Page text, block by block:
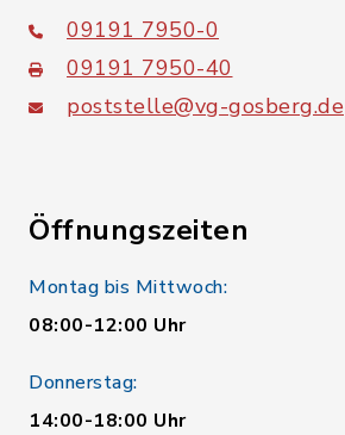
09191 7950-0
09191 7950-40
poststelle@vg-gosberg.de
Öffnungszeiten
Montag bis Mittwoch:
08:00-12:00 Uhr
Donnerstag:
14:00-18:00 Uhr